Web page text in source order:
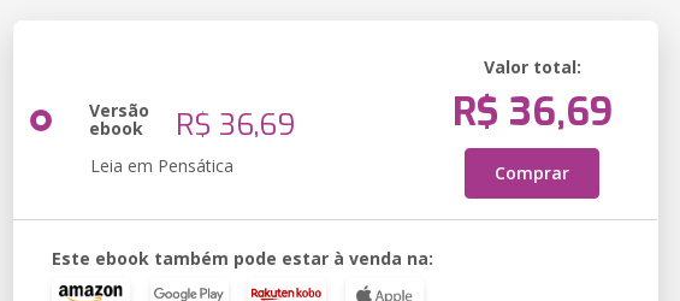
Versão
ebook R$ 36,69
Leia em Pensática
Valor total:
R$ 36,69
Comprar
Este ebook também pode estar à venda na: